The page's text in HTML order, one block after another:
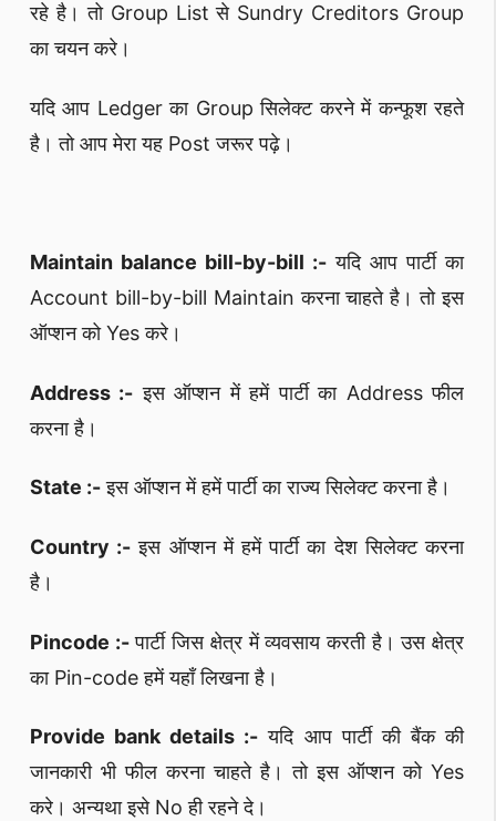
रहे है। तो Group List से Sundry Creditors Group
का चयन करे।
यदि आप Ledger का Group सिलेक्ट करने में कन्फूश रहते
है। तो आप मेरा यह Post जरूर पढ़े।
Maintain balance bill-by-bill :- यदि आप पार्टी का
Account bill-by-bill Maintain करना चाहते है। तो इस
ऑप्शन को Yes करे।
Address :- इस ऑप्शन में हमें पार्टी का Address फील
करना है।
State :-इस ऑप्शन में हमें पार्टी का राज्य सिलेक्ट करना है।
Country :- इस ऑप्शन में हमें पार्टी का देश सिलेक्ट करना
है।
Pincode :-पार्टी जिस क्षेत्र में व्यवसाय करती है। उस क्षेत्र
का Pin-code हमें यहाँ लिखना है।
Provide bank details :- यदि आप पार्टी की बैंक की
जानकारी भी फील करना चाहते है। तो इस ऑप्शन को Yes
करे। अन्यथा इसे No ही रहने दे।